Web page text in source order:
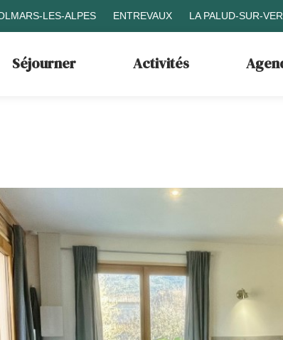
LES-ALPES ENTREVAUX LA PALUD-SUR-
Séjourner Activités